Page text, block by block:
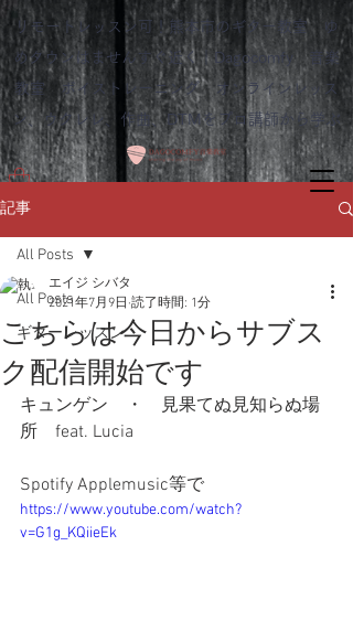
リモートレッスン可！熊本市のギター教室 ゆ
めタウンはませんすぐ近く｜Dagocomfy 音楽
教室 ボイストレーニング オンラインレッス
ン、ウクレレ、作曲、DTMをプロ講師から学ぶ
記事
All Posts
ギターレッスン
All Posts
こちらは今日からサブス
ク配信開始です
エイジ シバタ
2021年7月9日 読了時間: 1分
キュンゲン　・　見果てぬ見知らぬ場
所　feat. Lucia
Spotify Applemusic等で
https://www.youtube.com/watch?
v=G1g_KQiieEk